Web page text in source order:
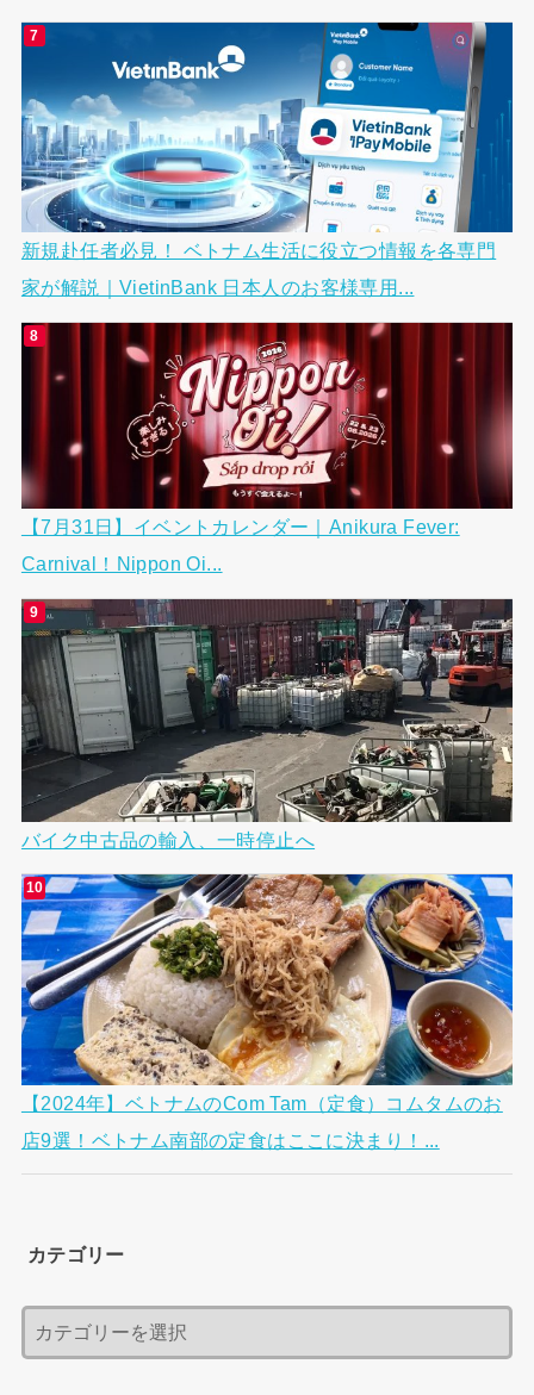
新規赴任者必見！ ベトナム生活に役立つ情報を各専門
家が解説｜VietinBank 日本人のお客様専用...
【7月31日】イベントカレンダー｜Anikura Fever:
Carnival！Nippon Oi...
バイク中古品の輸入、一時停止へ
【2024年】ベトナムのCom Tam（定食）コムタムのお
店9選！ベトナム南部の定食はここに決まり！...
カテゴリー